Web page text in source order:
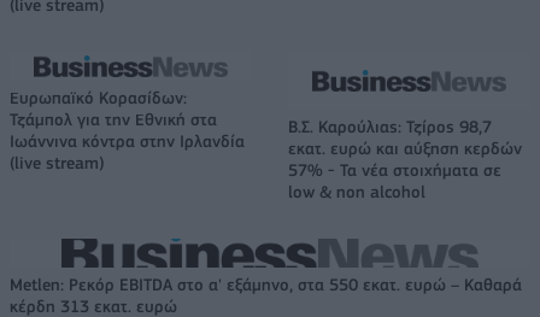
(live stream)
Ευρωπαϊκό Κορασίδων:
Τζάμπολ για την Εθνική στα
Ιωάννινα κόντρα στην Ιρλανδία
(live stream)
Β.Σ. Καρούλιας: Τζίρος 98,7
εκατ. ευρώ και αύξηση κερδών
57% - Τα νέα στοιχήματα σε
low & non alcohol
Metlen: Ρεκόρ EBITDA στο α' εξάμηνο, στα 550 εκατ. ευρώ – Καθαρά
κέρδη 313 εκατ. ευρώ